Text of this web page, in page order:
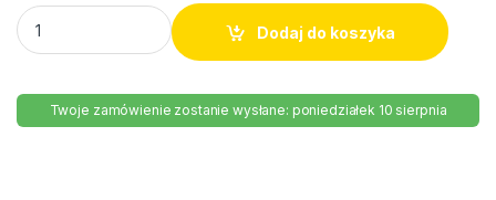
Koncentrat pomidorowy Dawtona 190g quantity
Dodaj do koszyka
Twoje zamówienie zostanie wysłane: poniedziałek 10 sierpnia